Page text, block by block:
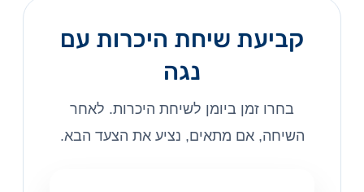
קביעת שיחת היכרות עם
נגה
בחרו זמן ביומן לשיחת היכרות. לאחר
השיחה, אם מתאים, נציע את הצעד הבא.